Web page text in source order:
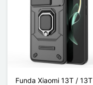
Funda Xiaomi 13T / 13T